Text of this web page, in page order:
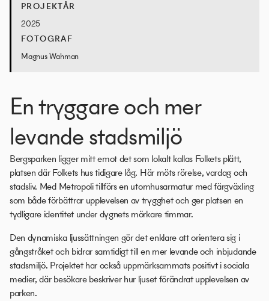
PROJEKTÅR
2025
FOTOGRAF
Magnus Wahman
En tryggare och mer
levande stadsmiljö
Bergsparken ligger mitt emot det som lokalt kallas Folkets plätt,
platsen där Folkets hus tidigare låg. Här möts rörelse, vardag och
stadsliv. Med Metropoli tillförs en utomhusarmatur med färgväxling
som både förbättrar upplevelsen av trygghet och ger platsen en
tydligare identitet under dygnets mörkare timmar.
Den dynamiska ljussättningen gör det enklare att orientera sig i
gångstråket och bidrar samtidigt till en mer levande och inbjudande
stadsmiljö. Projektet har också uppmärksammats positivt i sociala
medier, där besökare beskriver hur ljuset förändrat upplevelsen av
parken.